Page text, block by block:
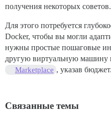
получения некоторых советов.
Для этого потребуется
Docker, чтобы вы могли
нужны простые пошаговые
другую виртуальную машину
Marketplace , указав бюджет.
Связанные темы